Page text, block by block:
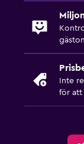
Inte
för att